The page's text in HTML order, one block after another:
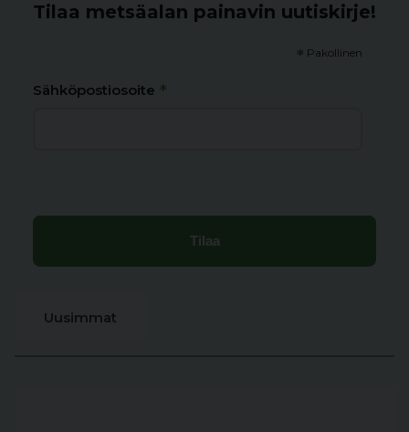
Tilaa metsäalan painavin uutiskirje!
* Pakollinen
Sähköpostiosoite *
Uusimmat